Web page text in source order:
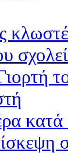
κατά